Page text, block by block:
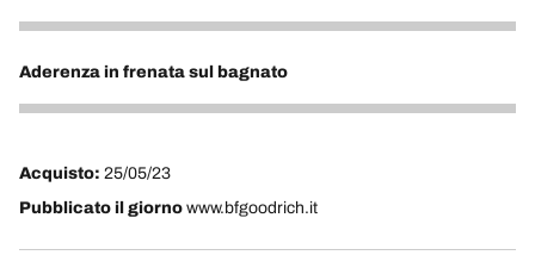
4
Aderenza in frenata sul bagnato
2
Acquisto: 25/05/23
Pubblicato il giorno www.bfgoodrich.it